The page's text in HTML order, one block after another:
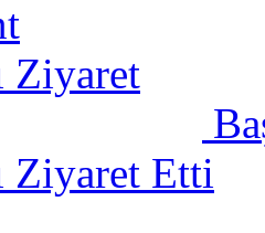
Ziyaret Etti